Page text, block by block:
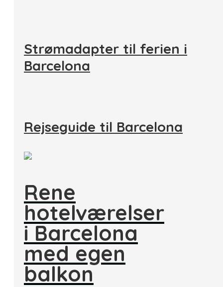
Strømadapter til ferien i
Barcelona
Rejseguide til Barcelona
Rene
hotelværelser
i Barcelona
med egen
balkon